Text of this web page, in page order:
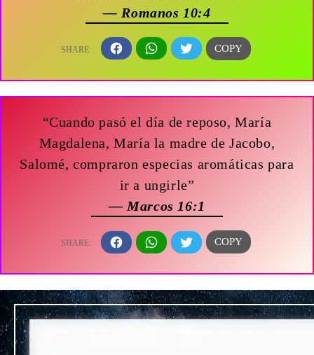
— Romanos 10:4
“Cuando pasó el día de reposo, María
Magdalena, María la madre de Jacobo,
Salomé, compraron especias aromáticas para
ir a ungirle”
— Marcos 16:1